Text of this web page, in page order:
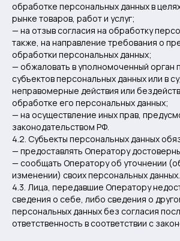
обработке персональных данных в
рынке товаров, работ и услуг;
— на отзыв согласия на обработку
также, на направление требования о
обработки персональных данных;
— обжаловать в уполномоченный орган
субъектов персональных данных или в
неправомерные действия или
обработке его персональных данных;
— на осуществление иных прав,
законодательством РФ.
4.2. Субъекты персональных данных
— предоставлять Оператору
— сообщать Оператору об уточнении
изменении) своих персональных данных.
4.3. Лица, передавшие Оператору
сведения о себе, либо сведения о
персональных данных без согласия
ответственность в соответствии с